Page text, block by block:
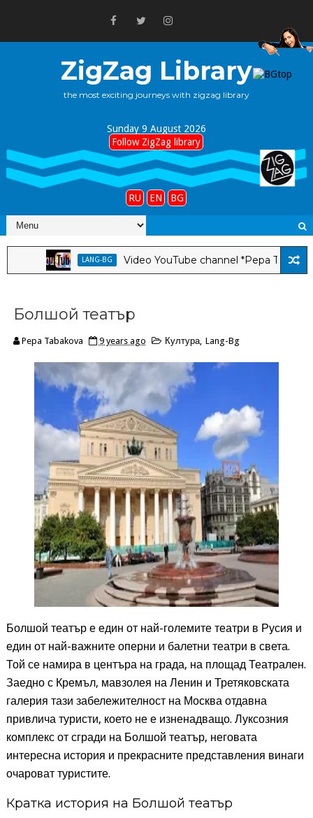
ZigZag Library
the most exciting journeys with zigzag library
Sunday 9 August 2026
Follow ZigZag library
RU EN BG
LANG-BG Video YouTube channel *Pepa Tabakova &
Болшой театър
Pepa Tabakova 9 years ago Култура, Lang-Bg
Болшой театър е един от най-големите театри в Русия и
един от най-важните оперни и балетни театри в света.
Той се намира в центъра на града, на площад Театрален.
Заедно с Кремъл, мавзолея на Ленин и Третяковската
галерия тази забележителност на Москва отдавна
привлича туристи, което не е изненадващо. Луксозния
комплекс от сгради на Болшой театър, неговата
интересна история и прекрасните представления винаги
очароват туристите.
Кратка история на Болшой театър